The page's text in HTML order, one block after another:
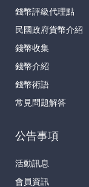
錢幣評級代理點
民國政府貨幣介紹
錢幣收集
錢幣介紹
錢幣術語
常見問題解答
公告事項
活動訊息
會員資訊